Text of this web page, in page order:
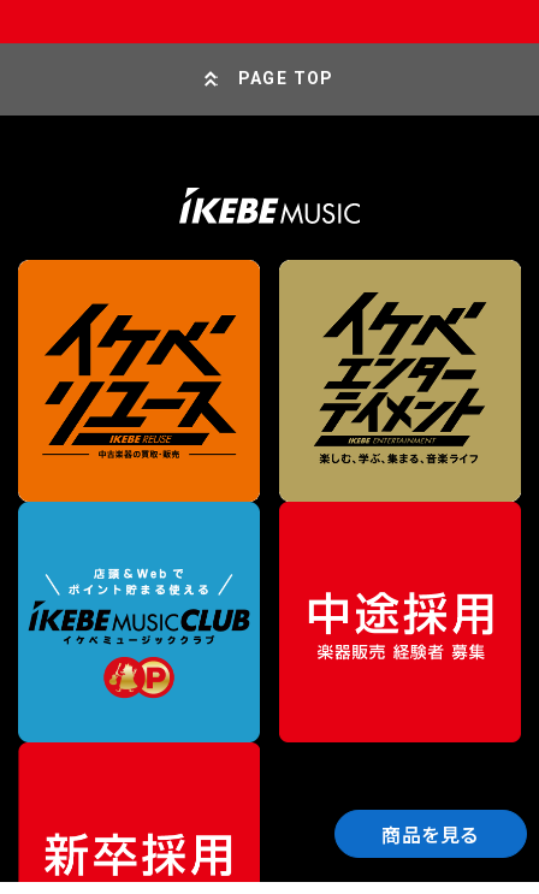
商品を見る
PAGE TOP